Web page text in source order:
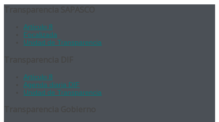
Artículo 8
Focalizada
Unidad de Transparencia
Artículo 8
Agenda diaria DIF
Unidad de Transparencia